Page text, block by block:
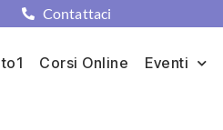
Contattaci
Corsi Online Eventi